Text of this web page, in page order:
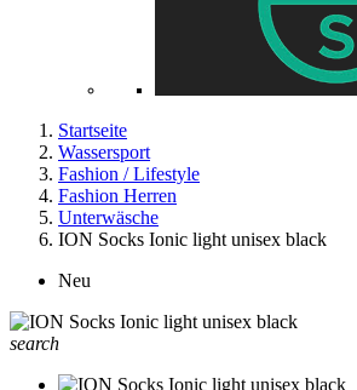
Startseite
Wassersport
Fashion / Lifestyle
Fashion Herren
Unterwäsche
ION Socks Ionic light unisex black
Neu
search